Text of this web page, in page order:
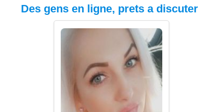
Des gens en ligne, prets a discuter